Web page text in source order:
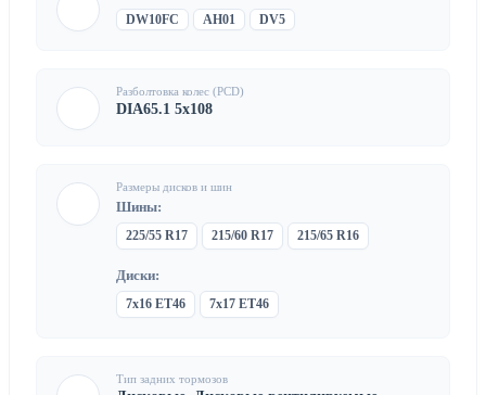
DW10FC AH01 DV5
Разболтовка колес (PCD)
DIA65.1 5x108
Размеры дисков и шин
Шины:
225/55 R17 215/60 R17 215/65 R16
Диски:
7x16 ET46 7x17 ET46
Тип задних тормозов